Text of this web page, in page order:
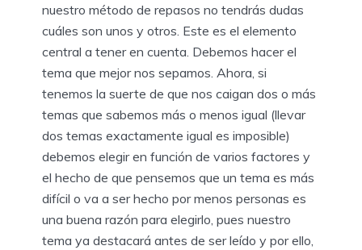
nuestro método de repasos no tendrás dudas
cuáles son unos y otros. Este es el elemento
central a tener en cuenta. Debemos hacer el
tema que mejor nos sepamos. Ahora, si
tenemos la suerte de que nos caigan dos o más
temas que sabemos más o menos igual (llevar
dos temas exactamente igual es imposible)
debemos elegir en función de varios factores y
el hecho de que pensemos que un tema es más
difícil o va a ser hecho por menos personas es
una buena razón para elegirlo, pues nuestro
tema ya destacará antes de ser leído y por ello,